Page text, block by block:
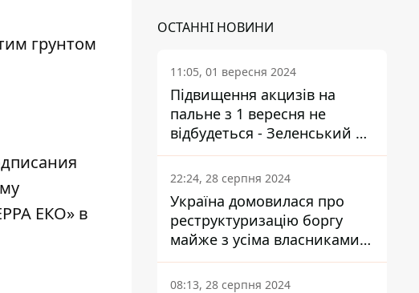
грунтом
ЕКО» в
ОСТАННІ НОВИНИ
11:05, 01 вересня 2024
Підвищення акцизів на
пальне з 1 вересня не
відбудеться - Зеленський не
підписав закон
22:24, 28 серпня 2024
Україна домовилася про
реструктуризацію боргу
майже з усіма власниками
єврооблігацій: що це
означає для країни
08:13, 28 серпня 2024